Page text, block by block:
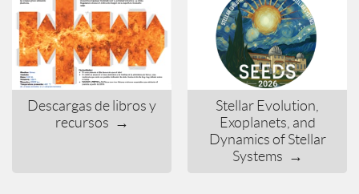
Descargas de libros y
recursos →
Stellar Evolution,
Exoplanets, and
Dynamics of Stellar
Systems →